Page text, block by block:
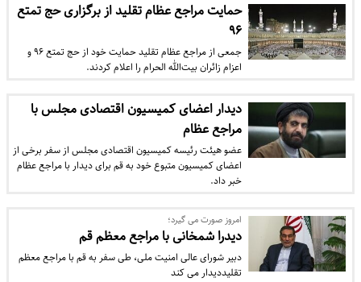
حمایت مراجع عظام تقلید از برگزاری حج تمتع
۹۶
جمعی از مراجع عظام تقلید حمایت خود از حج تمتع ۹۶ و
اعزام زائران بیت‌الله الحرام را اعلام کردند.
دیدار اعضای کمیسیون اقتصادی مجلس با
مراجع عظام
عضو هیئت رئیسه کمیسیون اقتصادی مجلس از سفر برخی از
اعضای کمیسیون متبوع خود به قم برای دیدار با مراجع عظام
خبر داد.
امروز صورت می گیرد؛
دیدرا شمخانی با مراجع معظم قم
دبیر شورای عالی امنیت ملی، طی سفر به قم با مراجع معظم
تقلیددیدار می کند